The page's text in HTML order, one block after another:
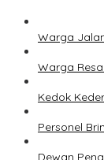
Warga
Warga
Kedok
Personel
Dewan